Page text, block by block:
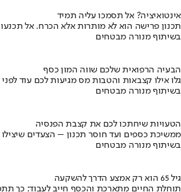
אינטואיציה? אל תסמכו עליה תמיד
תכנון פרישה הוא לא מותרות אלא הכרח. אל
בשיתוף מנורה מבטחים
הבעיה הרפואית שלכם שווה המון כסף
גלו אילו קצבאות והטבות מס מגיעות לכם עוד
בשיתוף מנורה מבטחים
הטעויות שיחתכו לכם את קצבת הפנסיה
ממשיכת כספים ועד חוסר תכנון – הצעדים
בשיתוף מנורה מבטחים
גיל 65 הוא רק אמצע הדרך להשקעה
תוחלת החיים מתארכת והכסף חייב לעבוד: כך